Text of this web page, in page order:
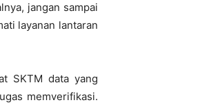
jangan sampai
layanan lantaran
SKTM data yang
memverifikasi.